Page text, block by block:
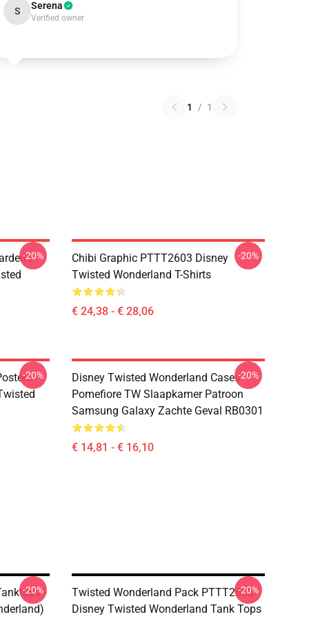
S Serena
Verified owner
1 / 1
-20%
Chibi Graphic PTTT2603 Disney
Twisted Wonderland T-Shirts
€ 24,38 - € 28,06
-20%
-
-20%
Disney Twisted Wonderland Cases -
Pomefiore TW Slaapkamer Patroon
Samsung Galaxy Zachte Geval RB0301
€ 14,81 - € 16,10
-20%
-
-20%
Twisted Wonderland Pack PTTT2603
Disney Twisted Wonderland Tank Tops
-20%